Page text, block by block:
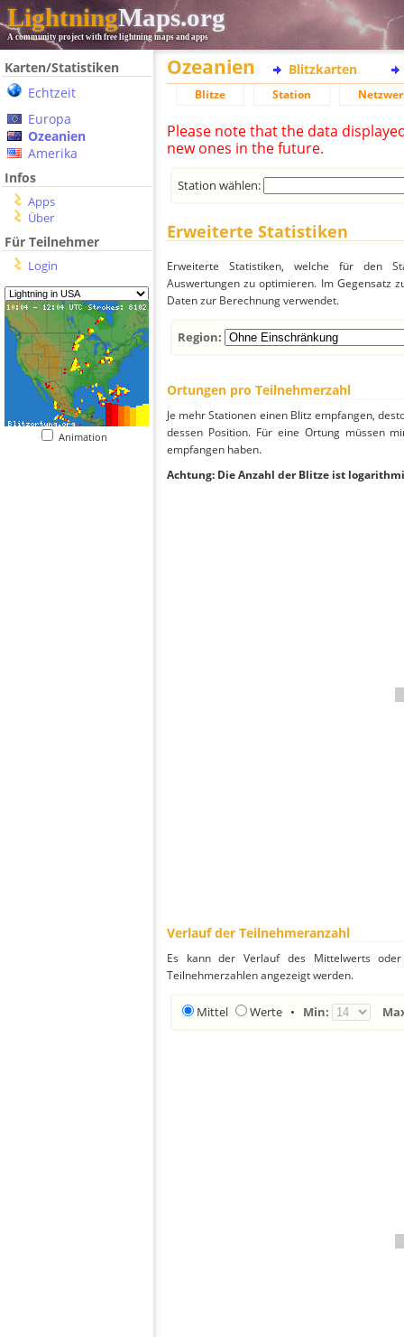
LightningMaps.org
A community project with free lightning maps and apps
Karten/Statistiken
Echtzeit
Europa
Ozeanien
Amerika
Infos
Apps
Über
Für Teilnehmer
Login
Animation
Ozeanien Blitzkarten
Blitze Station
Please note that the data
new ones in the future.
Station wählen:
Erweiterte Statistiken
Erweiterte Statistiken, welche für den
Auswertungen zu optimieren. Im Gegensatz
Daten zur Berechnung verwendet.
Region:
Ortungen pro Teilnehmerzahl
Je mehr Stationen einen Blitz empfangen,
dessen Position. Für eine Ortung müssen
empfangen haben.
Achtung: Die Anzahl der Blitze ist
Verlauf der Teilnehmeranzahl
Es kann der Verlauf des Mittelwerts
Teilnehmerzahlen angezeigt werden.
Mittel Werte • Min: